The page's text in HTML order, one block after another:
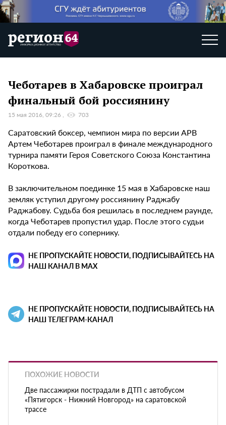
Чеботарев в Хабаровске проиграл
финальный бой россиянину
15 мая 2016, 09:26 703
Саратовский боксер, чемпион мира по версии APB
Артем Чеботарев проиграл в финале международного
турнира памяти Героя Советского Союза Константина
Короткова.
В заключительном поединке 15 мая в Хабаровске наш
земляк уступил другому россиянину Раджабу
Раджабову. Судьба боя решилась в последнем раунде,
когда Чеботарев пропустил удар. После этого судьи
отдали победу его сопернику.
НЕ ПРОПУСКАЙТЕ НОВОСТИ, ПОДПИСЫВАЙТЕСЬ НА
НАШ КАНАЛ В MAX
НЕ ПРОПУСКАЙТЕ НОВОСТИ, ПОДПИСЫВАЙТЕСЬ НА
НАШ ТЕЛЕГРАМ-КАНАЛ
ПОХОЖИЕ НОВОСТИ
Две пассажирки пострадали в ДТП с автобусом
«Пятигорск - Нижний Новгород» на саратовской
трассе